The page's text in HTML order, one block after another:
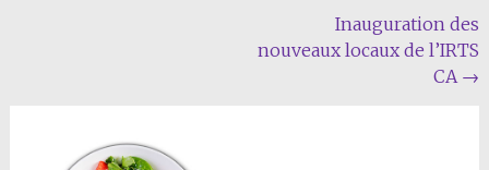
Inauguration des
nouveaux locaux de l’IRTS
CA →